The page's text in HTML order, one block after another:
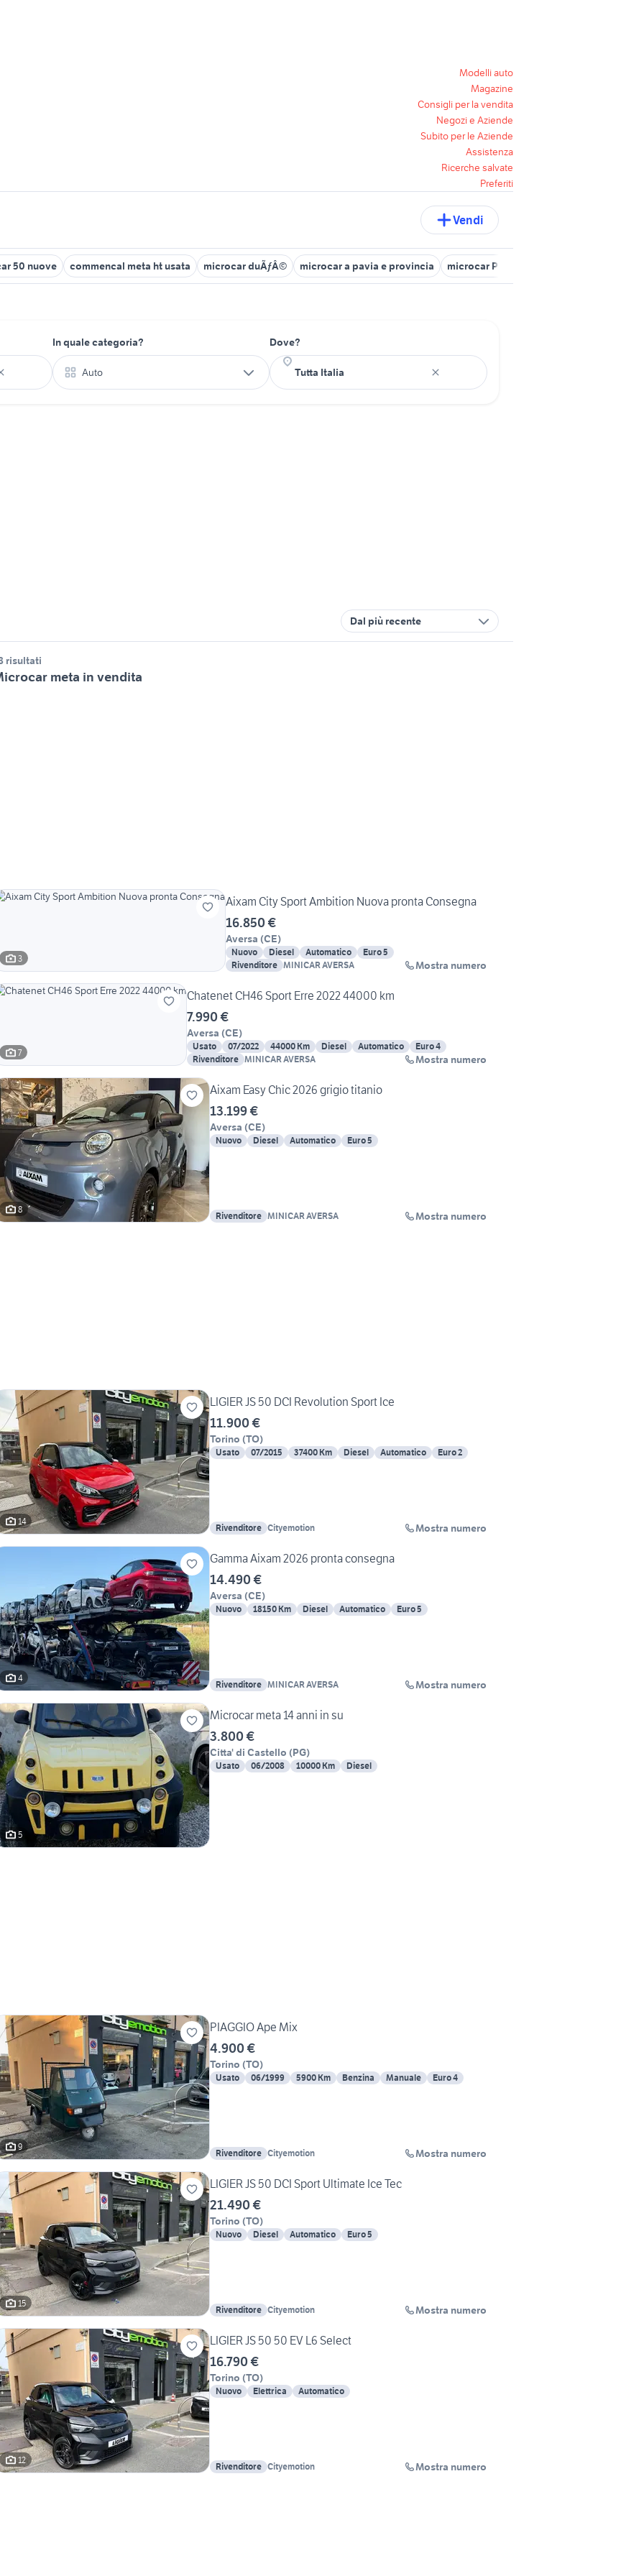
Modelli auto
Magazine
Consigli per la vendita
Negozi e Aziende
Subito per le Aziende
Assistenza
Ricerche salvate
Preferiti
Vendi
50 nuove commencal meta ht usata microcar duÃƒÂ© microcar a pavia e provincia microcar Puglia
In quale categoria?
Auto
Dove?
Dal più recente
risultati
meta in vendita
3
Aixam City Sport Ambition Nuova pronta Consegna
16.850 €
Aversa (CE)
Nuovo Diesel Automatico
Euro 5
Rivenditore MINICAR AVERSA Mostra numero
7
Chatenet CH46 Sport Erre 2022 44000 km
7.990 €
Aversa (CE)
Usato 07/2022 44000 Km Diesel Automatico
Euro 4
Rivenditore MINICAR AVERSA Mostra numero
8
Aixam Easy Chic 2026 grigio titanio
13.199 €
Aversa (CE)
Nuovo Diesel Automatico Euro 5
Rivenditore MINICAR AVERSA Mostra numero
14
LIGIER JS 50 DCI Revolution Sport Ice
11.900 €
Torino (TO)
Usato 07/2015 37400 Km Diesel Automatico Euro 2
Rivenditore Cityemotion Mostra numero
4
Gamma Aixam 2026 pronta consegna
14.490 €
Aversa (CE)
Nuovo 18150 Km Diesel Automatico Euro 5
Rivenditore MINICAR AVERSA Mostra numero
5
Microcar meta 14 anni in su
3.800 €
Citta' di Castello (PG)
Usato 06/2008 10000 Km Diesel
9
PIAGGIO Ape Mix
4.900 €
Torino (TO)
Usato 06/1999 5900 Km Benzina Manuale Euro 4
Rivenditore Cityemotion Mostra numero
15
LIGIER JS 50 DCI Sport Ultimate Ice Tec
21.490 €
Torino (TO)
Nuovo Diesel Automatico Euro 5
Rivenditore Cityemotion Mostra numero
12
LIGIER JS 50 50 EV L6 Select
16.790 €
Torino (TO)
Nuovo Elettrica Automatico
Rivenditore Cityemotion Mostra numero